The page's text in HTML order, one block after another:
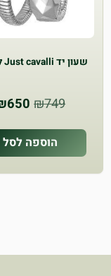
שעון יד Just cavalli לאישה
₪749
היה:
₪749.
650
הוספה לסל